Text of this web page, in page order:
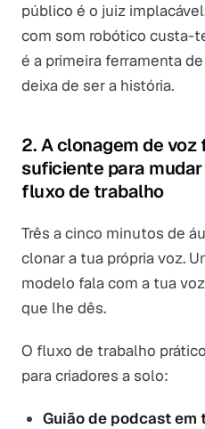
público é o juiz
com som robótico custa-
é a primeira ferramenta
deixa de ser a história.
2. A clonagem de voz
suficiente para
fluxo de trabalho
Três a cinco minutos de
clonar a tua própria voz.
modelo fala com a tua
que lhe dês.
O fluxo de trabalho
para criadores a solo:
Guião de podcast em